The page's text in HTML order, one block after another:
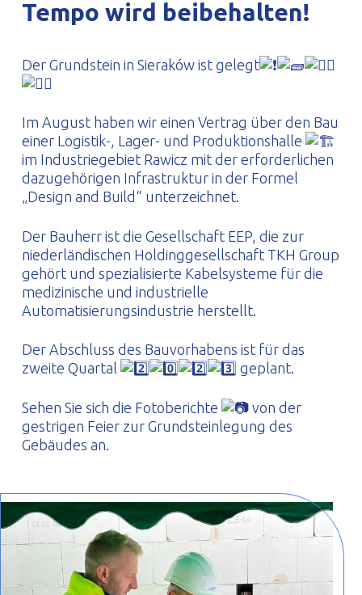
PROFILAR – kaltgeformte Profile
PL
Tempo wird beibehalten!
Der Grundstein in Sieraków ist gelegt
Im August haben wir einen Vertrag über den Bau
einer Logistik-, Lager- und Produktionshalle
im Industriegebiet Rawicz mit der erforderlichen
dazugehörigen Infrastruktur in der Formel
„Design and Build“ unterzeichnet.
Der Bauherr ist die Gesellschaft EEP, die zur
niederländischen Holdinggesellschaft TKH Group
gehört und spezialisierte Kabelsysteme für die
medizinische und industrielle
Automatisierungsindustrie herstellt.
Der Abschluss des Bauvorhabens ist für das
zweite Quartal
geplant.
Sehen Sie sich die Fotoberichte
von der
gestrigen Feier zur Grundsteinlegung des
Gebäudes an.